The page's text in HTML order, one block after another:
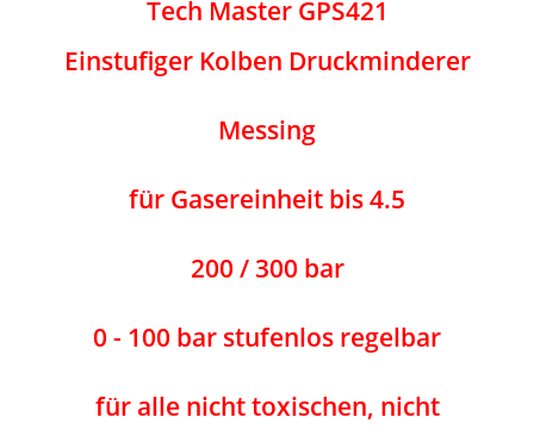
Tech Master GPS421
Einstufiger Kolben Druckminderer
Messing
für Gasereinheit bis 4.5
200 / 300 bar
0 - 100 bar stufenlos regelbar
für alle nicht toxischen, nicht